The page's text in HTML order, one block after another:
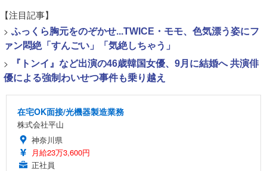
【注目記事】
> ふっくら胸元をのぞかせ...TWICE・モモ、色気漂う姿にフ
ァン悶絶「すんごい」「気絶しちゃう」
>
『トンイ』など出演の46歳韓国女優、9月に結婚へ 共演俳
優による強制わいせつ事件も乗り越え
在宅OK面接/光機器製造業務
株式会社平山
神奈川県
月給23万3,600円
正社員